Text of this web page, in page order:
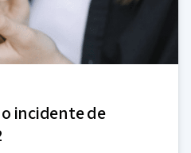
incidente de